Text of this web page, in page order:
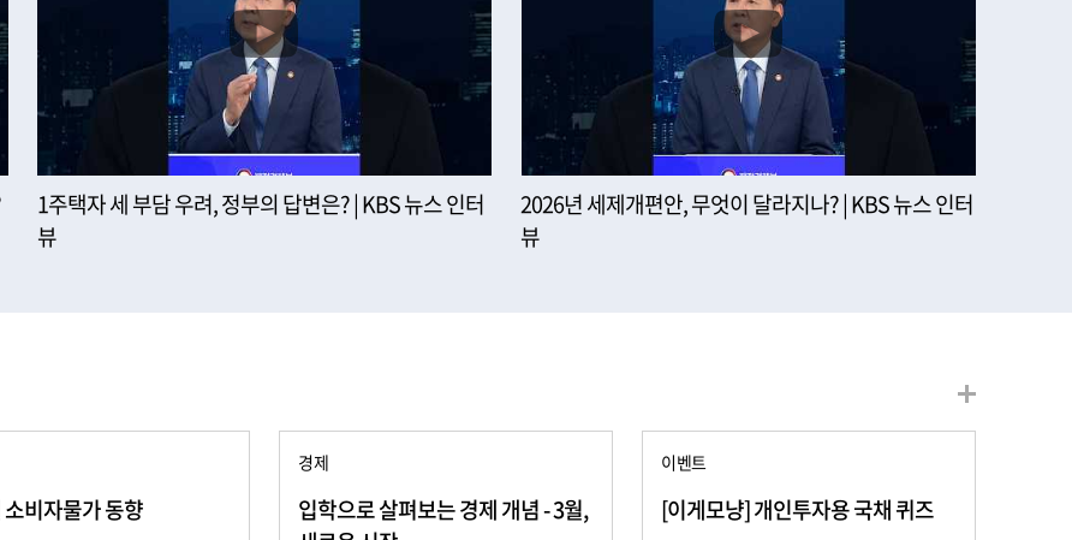
1주택자 세 부담 우려, 정부의 답변은? | KBS 뉴스 인터
뷰
2026년 세제개편안, 무엇이 달라지나? | KBS 뉴스 인터
뷰
비자물가 동향
경제
입학으로 살펴보는 경제 개념 - 3월,
이벤트
[이게모냥] 개인투자용 국채 퀴즈